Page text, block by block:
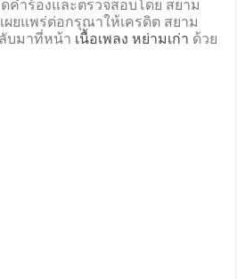
คำร้องและตรวจสอบโดย สยาม
ผยแพร่ต่อกรุณาให้เครดิต สยาม
บมาที่หน้า เนื้อเพลง หย่ามเก่า ด้วย